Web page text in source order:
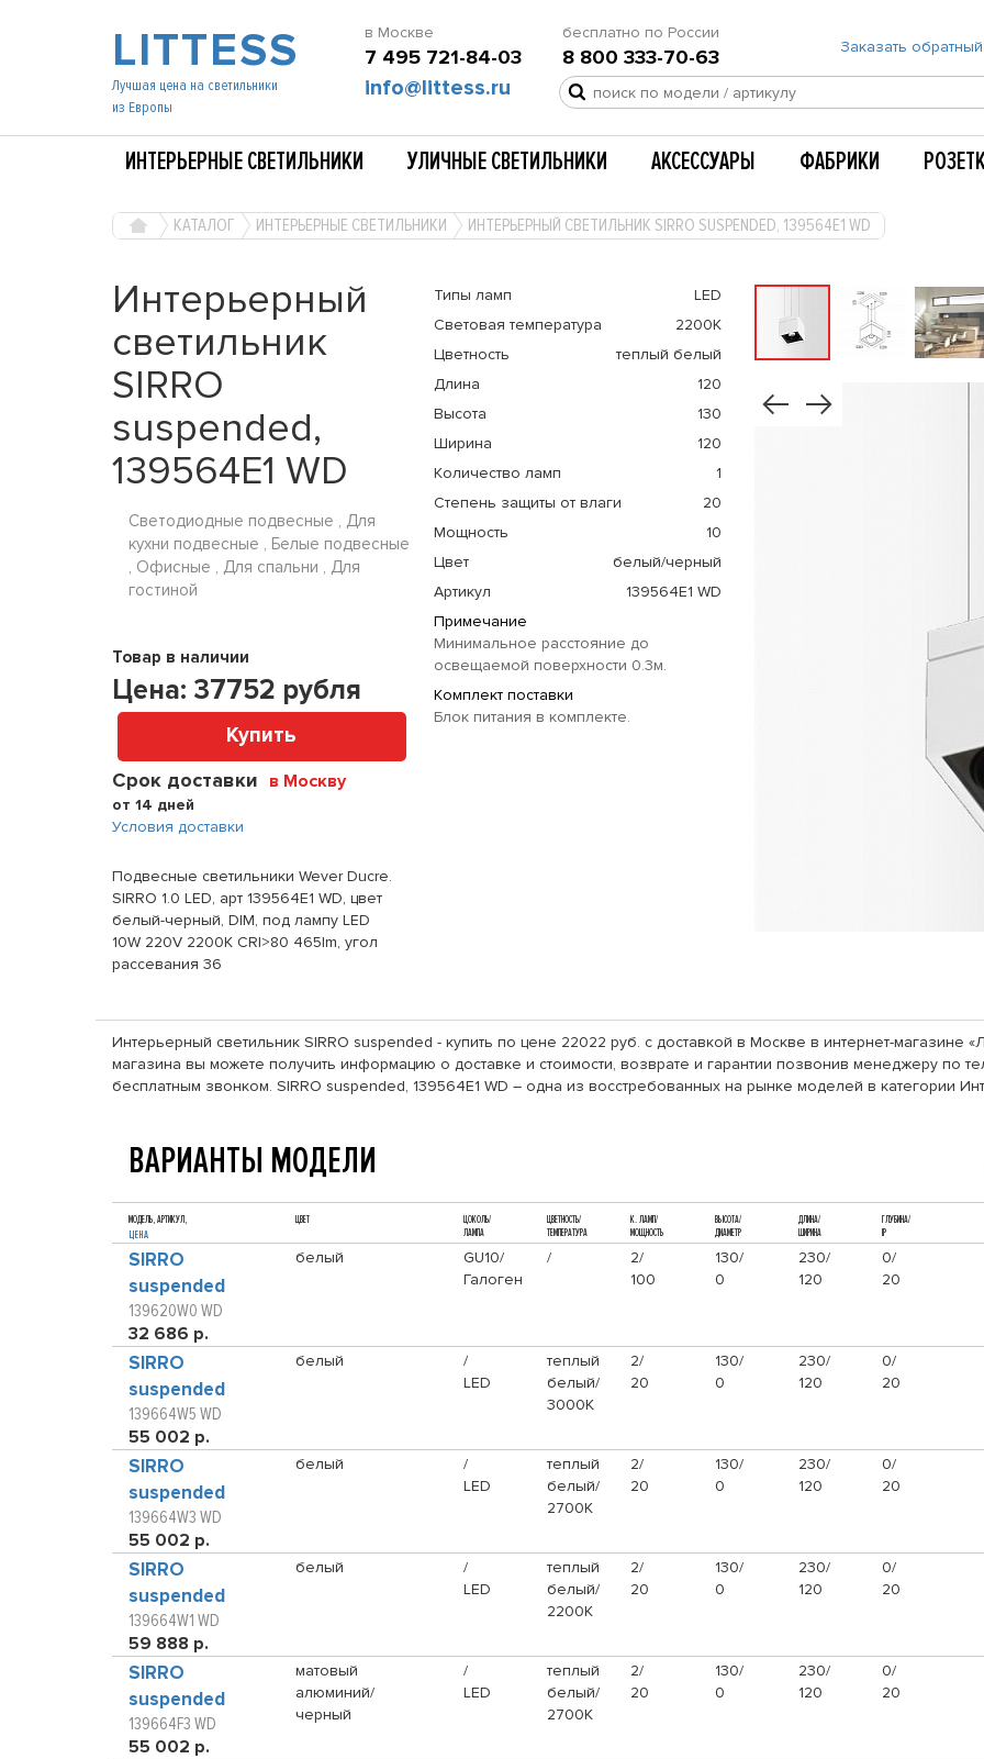
LITTESS
Лучшая цена на светильники
из Европы
в Москве
7 495 721-84-03
бесплатно по России
8 800 333-70-63 Заказать
info@littess.ru
ИНТЕРЬЕРНЫЕ СВЕТИЛЬНИКИ УЛИЧНЫЕ СВЕТИЛЬНИКИ АКСЕССУАРЫ ФАБРИКИ
КАТАЛОГ ИНТЕРЬЕРНЫЕ СВЕТИЛЬНИКИ ИНТЕРЬЕРНЫЙ СВЕТИЛЬНИК SIRRO SUSPENDED, 139564E1 WD
Интерьерный
светильник
SIRRO
suspended,
139564E1 WD
Светодиодные подвесные , Для
кухни подвесные , Белые подвесные
, Офисные , Для спальни , Для
гостиной
Товар в наличии
Цена: 37752 рубля
Купить
Срок доставки в Москву
от 14 дней
Условия доставки
Подвесные светильники Wever Ducre.
SIRRO 1.0 LED, арт 139564E1 WD, цвет
белый-черный, DIM, под лампу LED
10W 220V 2200K CRI>80 465lm, угол
рассевания 36
Типы ламп
LED
Световая температура
2200K
Цветность
теплый белый
Длина
120
Высота
130
Ширина
120
Количество ламп
1
Степень защиты от влаги
20
Мощность
10
Цвет
белый/черный
Артикул
139564E1 WD
Примечание
Минимальное расстояние до
освещаемой поверхности 0.3м.
Комплект поставки
Блок питания в комплекте.
Интерьерный светильник SIRRO suspended - купить по цене 22022 руб. с доставкой в Москве в интернет-магазине
магазина вы можете получить информацию о доставке и стоимости, возврате и гарантии позвонив менеджеру по
бесплатным звонком. SIRRO suspended, 139564E1 WD – одна из восстребованных на рынке моделей в категории
ВАРИАНТЫ МОДЕЛИ
МОДЕЛЬ, АРТИКУЛ,
ЦЕНА
ЦВЕТ
ЦОКОЛЬ/
ЛАМПА
ЦВЕТНОСТЬ/
ТЕМПЕРАТУРА
К. ЛАМП/
МОЩНОСТЬ
ВЫСОТА/
ДИАМЕТР
ДЛИНА/
ШИРИНА
ГЛУБИНА/
IP
SIRRO
suspended
139620W0 WD
32 686 р.
белый
GU10/
Галоген
/
2/
100
130/
0
230/
120
0/
20
SIRRO
suspended
139664W5 WD
55 002 р.
белый
/
LED
теплый
белый/
3000К
2/
20
130/
0
230/
120
0/
20
SIRRO
suspended
139664W3 WD
55 002 р.
белый
/
LED
теплый
белый/
2700K
2/
20
130/
0
230/
120
0/
20
SIRRO
suspended
139664W1 WD
59 888 р.
белый
/
LED
теплый
белый/
2200K
2/
20
130/
0
230/
120
0/
20
SIRRO
suspended
139664F3 WD
55 002 р.
матовый
алюминий/
черный
/
LED
теплый
белый/
2700K
2/
20
130/
0
230/
120
0/
20